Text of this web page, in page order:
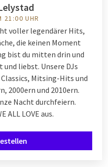
21:00 UHR
voller legendärer Hits,
die keinen Moment
bist du mitten drin und
und liebst. Unsere DJs
Mitsing-Hits und
2000ern und 2010ern.
Nacht durchfeiern.
ALL LOVE aus.